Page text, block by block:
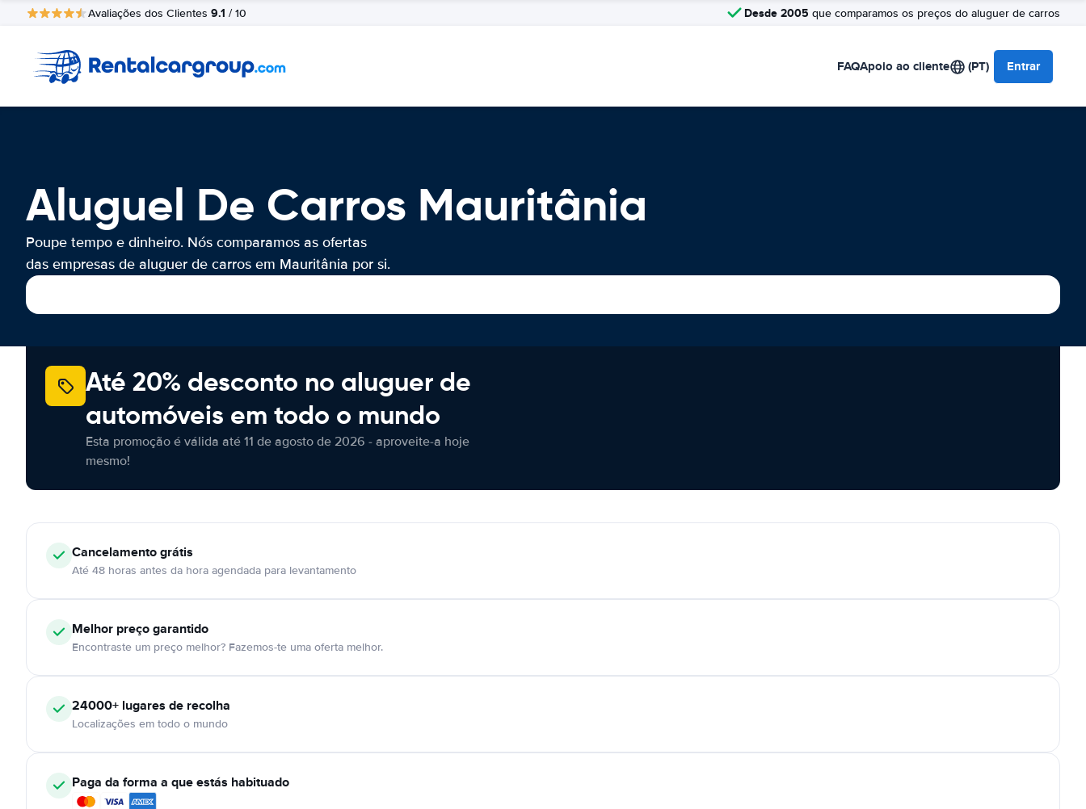
Avaliações dos Clientes 9.1 / 10 Desde 2005 que comparamos os preços do aluguer de carros
FAQApoio ao cliente (PT) Entrar
Aluguel De Carros Mauritânia
Poupe tempo e dinheiro. Nós comparamos as ofertas
das empresas de aluguer de carros em Mauritânia por si.
Até 20% desconto no aluguer de
automóveis em todo o mundo
Esta promoção é válida até 11 de agosto de 2026 - aproveite-a hoje
mesmo!
Cancelamentográtis
Até 48 horas antes da hora agendada para levantamento
Melhor preço garantido
Encontraste um preço melhor? Fazemos-te uma oferta melhor.
24000+ lugares de recolha
Localizações em todo o mundo
Paga da forma a que estás habituado